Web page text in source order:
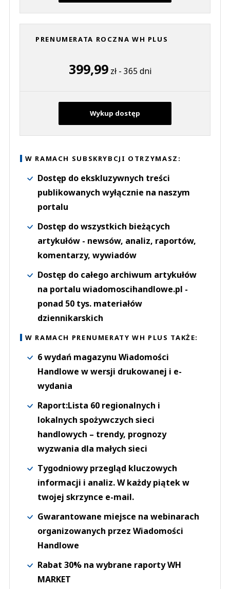
PRENUMERATA ROCZNA WH PLUS
399,99zł - 365 dni
Wykup dostęp
W RAMACH SUBSKRYBCJI OTRZYMASZ:
Dostęp do ekskluzywnych treści
publikowanych wyłącznie na naszym
portalu
Dostęp do wszystkich bieżących
artykułów - newsów, analiz, raportów,
komentarzy, wywiadów
Dostęp do całego archiwum artykułów
na portalu wiadomoscihandlowe.pl -
ponad 50 tys. materiałów
dziennikarskich
W RAMACH PRENUMERATY WH PLUS TAKŻE:
6 wydań magazynu Wiadomości
Handlowe w wersji drukowanej i e-
wydania
Raport:Lista 60 regionalnych i
lokalnych spożywczych sieci
handlowych – trendy, prognozy
wyzwania dla małych sieci
Tygodniowy przegląd kluczowych
informacji i analiz. W każdy piątek w
twojej skrzynce e-mail.
Gwarantowane miejsce na webinarach
organizowanych przez Wiadomości
Handlowe
Rabat 30% na wybrane raporty WH
MARKET